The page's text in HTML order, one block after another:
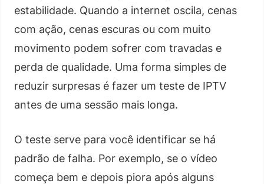
estabilidade. Quando a internet oscila, cenas
com ação, cenas escuras ou com muito
movimento podem sofrer com travadas e
perda de qualidade. Uma forma simples de
reduzir surpresas é fazer um teste de IPTV
antes de uma sessão mais longa.
O teste serve para você identificar se há
padrão de falha. Por exemplo, se o vídeo
começa bem e depois piora após alguns